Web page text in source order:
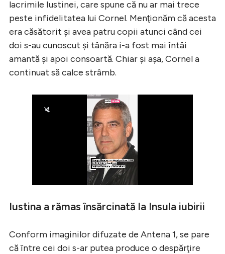
lacrimile Iustinei, care spune că nu ar mai trece
peste infidelitatea lui Cornel. Menţionăm că acesta
era căsătorit şi avea patru copii atunci când cei
doi s-au cunoscut şi tânăra i-a fost mai întâi
amantă şi apoi consoartă. Chiar şi așa, Cornel a
continuat să calce strâmb.
Iustina a rămas însărcinată la Insula iubirii
Conform imaginilor difuzate de Antena 1, se pare
că între cei doi s-ar putea produce o despărţire